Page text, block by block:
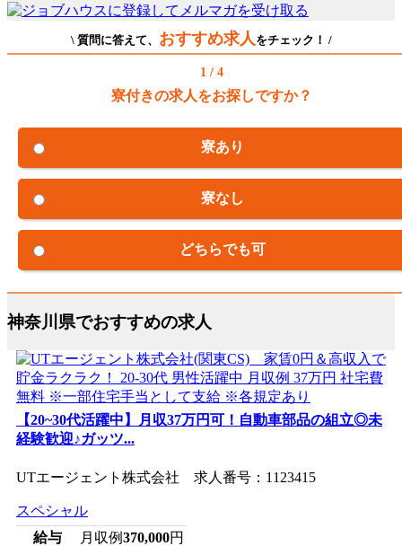
\ 質問に答えて、 おすすめ求人 をチェック！ /
1 / 4
寮付きの求人をお探しですか？
寮あり
寮なし
どちらでも可
神奈川県でおすすめの求人
【20~30代活躍中】月収37万円可！自動車部品の組立◎未
経験歓迎♪ガッツ...
UTエージェント株式会社 求人番号：1123415
スペシャル
給与
月収例370,000円